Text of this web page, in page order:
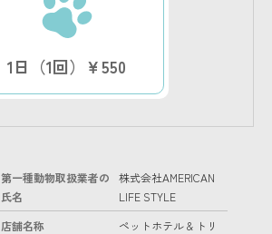
1日（1回）￥550
第一種動物取扱業者の
氏名
株式会社AMERICAN
LIFE STYLE
店舗名称
ペットホテル & トリ